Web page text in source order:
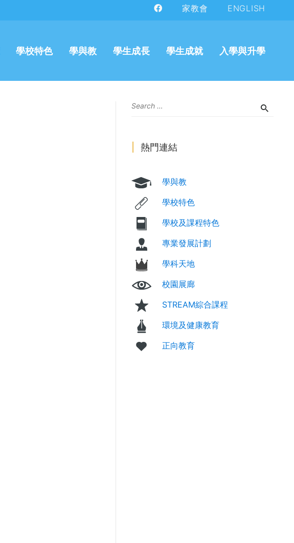
家教會 ENGLISH
學校特色 學與教 學生成長 學生成就 入學與升學
熱門連結
學與教
學校特色
學校及課程特色
專業發展計劃
學科天地
校園展廊
STREAM綜合課程
環境及健康教育
正向教育